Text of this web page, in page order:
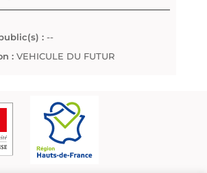
: --
: VEHICULE DU FUTUR